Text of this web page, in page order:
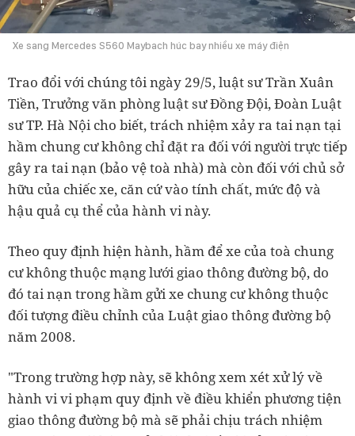
Xe sang Mercedes S560 Maybach húc bay nhiều xe máy điện
Trao đổi với chúng tôi ngày 29/5, luật sưTrần Xuân
Tiền, Trưởng văn phòng luật sư Đồng Đội, Đoàn Luật
sư TP. Hà Nội cho biết, trách nhiệm xảy ra tai nạn tại
hầm chung cư không chỉ đặt ra đối với người trực tiếp
gây ra tai nạn (bảo vệ toà nhà) mà còn đối với chủ sở
hữu của chiếc xe, căn cứ vào tính chất, mức độ và
hậu quả cụ thể của hành vi này.
Theo quy định hiện hành, hầm để xe của toà chung
cư không thuộc mạng lưới giao thông đường bộ, do
đó tai nạn trong hầm gửi xe chung cư không thuộc
đối tượng điều chỉnh của Luật giao thông đường bộ
năm 2008.
"Trong trường hợp này, sẽ không xem xét xử lý về
hành vi vi phạm quy định về điều khiển phương tiện
giao thông đường bộ mà sẽ phải chịu trách nhiệm